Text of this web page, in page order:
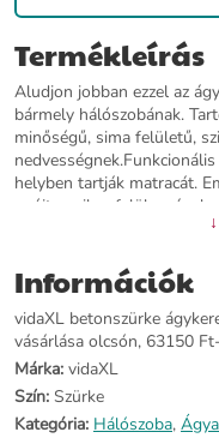
Termékleírás
Aludjon jobban ezzel az
bármely hálószobának.
minőségű, sima felületű,
helyben tartják matracát.
nyújt, amikor felül az
furnérlemez rácsok jó
ágy matracot nem
hozzá illő matracot
Ágykeret anyaga: műfa,
mérete: 203 x 153 x 50 cm
mérete: 150 x 200 cm (Szé
mellékelve)Összeszerelést
Információk
vidaXL betonszürke
vásárlása olcsón, 63150
Márka: vidaXL
Szín: Szürke
Kategória: Hálószoba,